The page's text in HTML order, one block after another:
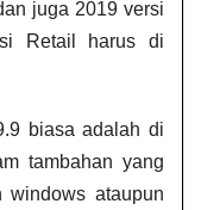
juga 2019 versi
Retail harus di
biasa adalah di
tambahan yang
windows ataupun